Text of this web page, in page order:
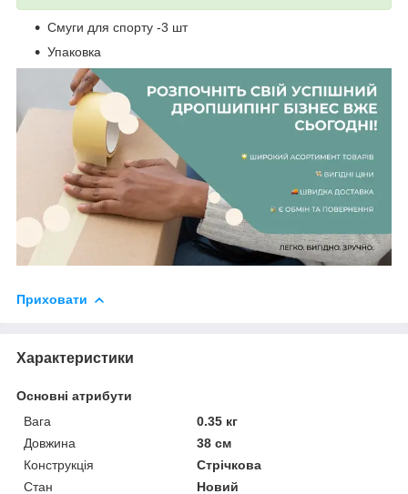
Смуги для спорту -3 шт
Упаковка
Приховати
Характеристики
Основні атрибути
Вага
0.35 кг
Довжина
38 см
Конструкція
Стрічкова
Стан
Новий